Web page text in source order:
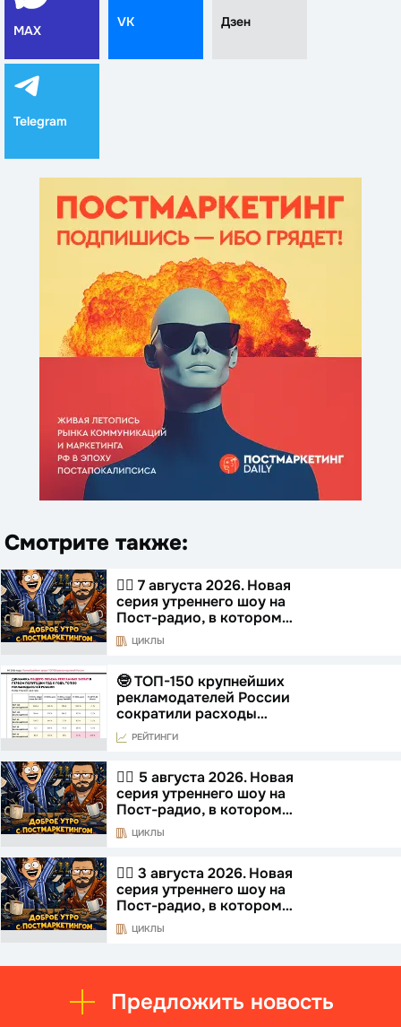
MAX
VK Дзен
Telegram
Смотрите также:
☝🏻 7 августа 2026. Новая
серия утреннего шоу на
Пост-радио, в котором…
ЦИКЛЫ
🤓 ТОП-150 крупнейших
рекламодателей России
сократили расходы…
РЕЙТИНГИ
☝🏻 5 августа 2026. Новая
серия утреннего шоу на
Пост-радио, в котором…
ЦИКЛЫ
☝🏻 3 августа 2026. Новая
серия утреннего шоу на
Пост-радио, в котором…
ЦИКЛЫ
Предложить новость